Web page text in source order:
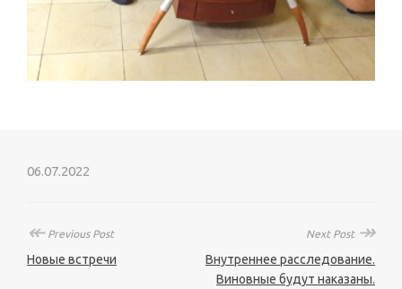
06.07.2022
↞Previous Post
Новые встречи
Next Post ↠
Внутреннее расследование.
Виновные будут наказаны.